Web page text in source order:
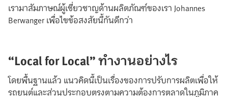
เรามาสัมภาษณ์ผู้เชี่ยวชาญด้านผลิตภัณฑ์ของเรา Johannes
Berwanger เพื่อไขข้อสงสัยนี้กันดีกว่า
“Local for Local” ทำงานอย่างไร
โดยพื้นฐานแล้ว แนวคิดนี้เป็นเรื่องของการปรับการผลิตเพื่อให้
รถยนต์และส่วนประกอบตรงตามความต้องการตลาดในภูมิภาค